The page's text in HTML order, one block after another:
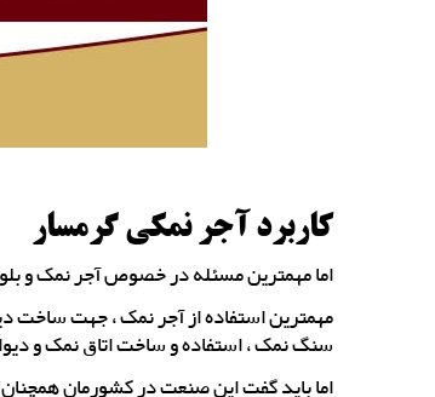
کاربرد آجر نمکی گرمسار
اما مهمترین مسئله در خصوص آجر نمک و
مهمترین استفاده از آجر نمک ، جهت ساخت
سنگ نمک ، استفاده و ساخت اتاق نمک و
اما باید گفت این صنعت در کشورمان